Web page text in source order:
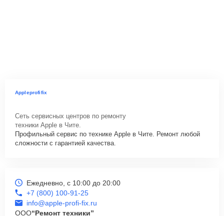
Appleprofifix
Сеть сервисных центров по ремонту
техники Apple в Чите.
Профильный сервис по технике Apple в Чите. Ремонт любой
сложности с гарантией качества.
Ежедневно, с 10:00 до 20:00
+7 (800) 100-91-25
info@apple-profi-fix.ru
ООО“Ремонт техники”